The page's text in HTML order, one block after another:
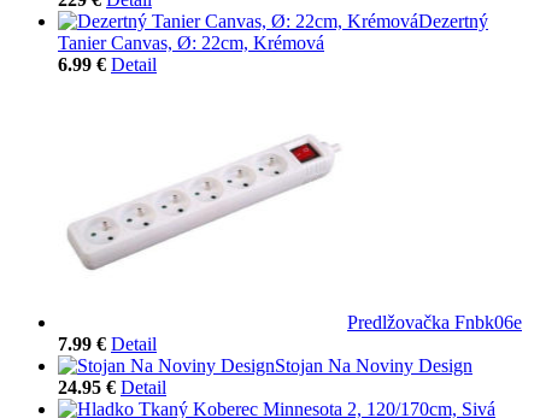
Dezertný
Tanier Canvas, Ø: 22cm, Krémová
6.99 € Detail
Predlžovačka Fnbk06e
7.99 € Detail
Stojan Na Noviny Design
24.95 € Detail